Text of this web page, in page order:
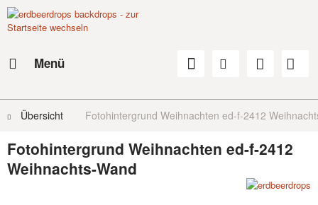
Menü
Übersicht Fotohintergrund Weihnachten ed-f-2412
Fotohintergrund Weihnachten ed-f-2412
Weihnachts-Wand